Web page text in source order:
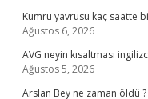
Kumru yavrusu kaç saatte
Ağustos 6, 2026
AVG neyin kısaltması
Ağustos 5, 2026
Arslan Bey ne zaman öldü ?